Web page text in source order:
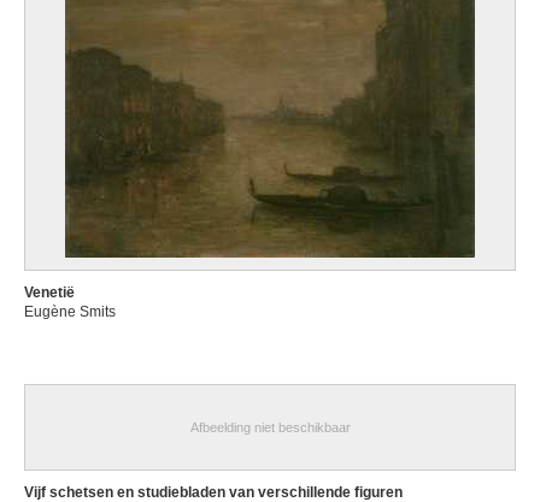
Venetië
Eugène Smits
Afbeelding niet beschikbaar
Vijf schetsen en studiebladen van verschillende figuren